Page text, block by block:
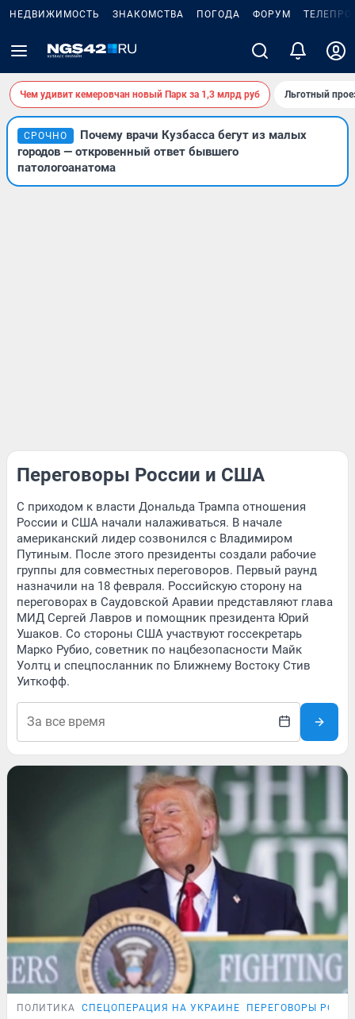
НЕДВИЖИМОСТЬ ЗНАКОМСТВА ПОГОДА ФОРУМ
Чем удивит кемеровчан новый Парк за 1,3 млрд руб Льготный
СРОЧНО
Почему врачи Кузбасса бегут из малых
городов — откровенный ответ бывшего
патологоанатома
Переговоры России и США
С приходом к власти Дональда Трампа отношения
России и США начали налаживаться. В начале
американский лидер созвонился с Владимиром
Путиным. После этого президенты создали рабочие
группы для совместных переговоров. Первый раунд
назначили на 18 февраля. Российскую сторону на
переговорах в Саудовской Аравии представляют глава
МИД Сергей Лавров и помощник президента Юрий
Ушаков. Со стороны США участвуют госсекретарь
Марко Рубио, советник по нацбезопасности Майк
Уолтц и спецпосланник по Ближнему Востоку Стив
Уиткофф.
ПОЛИТИКА СПЕЦОПЕРАЦИЯ НА УКРАИНЕ ПЕРЕГОВОРЫ